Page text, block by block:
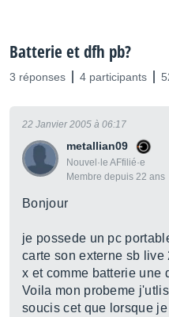
Batterie et dfh pb?
3 réponses 4 participants
metallian09
Nouvel·le AFfilié·e
Membre depuis 22 ans
22 Janvier 2005 à 06:17
Bonjour
je possede un pc
carte son externe sb
x et comme batterie une
Voila mon probeme
soucis cet que lorsque